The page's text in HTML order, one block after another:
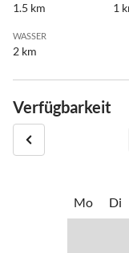
1.5 km 1
WASSER
2 km
Verfügbarkeit
Mo
Di